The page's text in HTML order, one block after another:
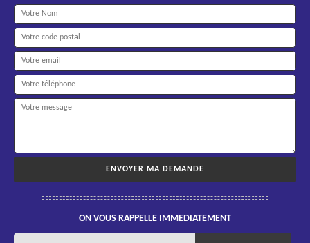
ON VOUS RAPPELLE IMMEDIATEMENT